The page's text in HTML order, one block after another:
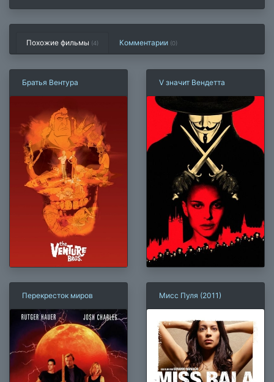
Похожие фильмы (4) Комментарии (0)
Братья Вентура V значит Вендетта
Перекресток миров Мисс Пуля (2011)